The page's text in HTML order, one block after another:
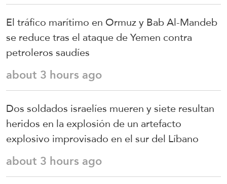
El tráfico marítimo en Ormuz y Bab Al-Mandeb
se reduce tras el ataque de Yemen contra
petroleros saudíes
about 3 hours ago
Dos soldados israelíes mueren y siete resultan
heridos en la explosión de un artefacto
explosivo improvisado en el sur del Líbano
about 3 hours ago